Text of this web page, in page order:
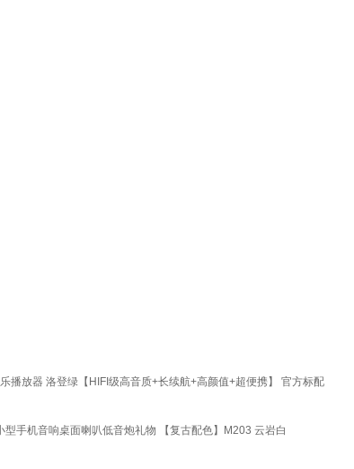
播放器 洛登绿【HIFI级高音质+长续航+高颜值+超便携】 官方标配
手机音响桌面喇叭低音炮礼物 【复古配色】M203 云岩白